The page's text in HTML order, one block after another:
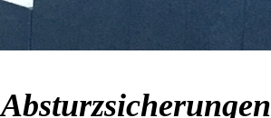
Absturzsicherungen